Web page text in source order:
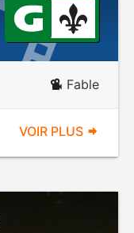
Fable
VOIR PLUS